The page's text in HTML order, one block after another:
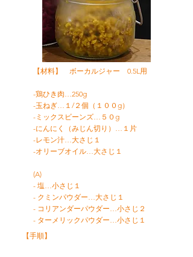
【材料】 ボーカルジャー 0.5L用
-鶏ひき肉…250g
-玉ねぎ…１/２個（１００g）
-ミックスビーンズ…５０g
-にんにく（みじん切り）…１片
-レモン汁…大さじ１
-オリーブオイル…大さじ１
(A)
- 塩…小さじ１
- クミンパウダー…大さじ１
- コリアンダーパウダー…小さじ２
- ターメリックパウダー…小さじ１
【手順】